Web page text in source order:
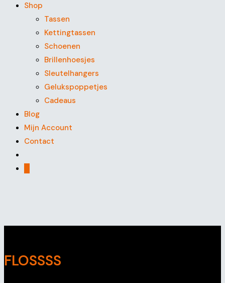
Shop
Tassen
Kettingtassen
Schoenen
Brillenhoesjes
Sleutelhangers
Gelukspoppetjes
Cadeaus
Blog
Mijn Account
Contact
FLOSSSS